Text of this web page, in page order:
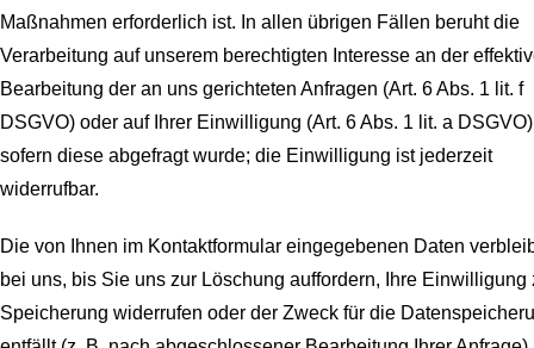
Maßnahmen erforderlich ist. In allen übrigen Fällen beruht die
Verarbeitung auf unserem berechtigten Interesse an der
Bearbeitung der an uns gerichteten Anfragen (Art. 6 Abs. 1 lit. f
DSGVO) oder auf Ihrer Einwilligung (Art. 6 Abs. 1 lit. a DSGVO)
sofern diese abgefragt wurde; die Einwilligung ist jederzeit
widerrufbar.
Die von Ihnen im Kontaktformular eingegebenen Daten
bei uns, bis Sie uns zur Löschung auffordern, Ihre Einwilligung
Speicherung widerrufen oder der Zweck für die